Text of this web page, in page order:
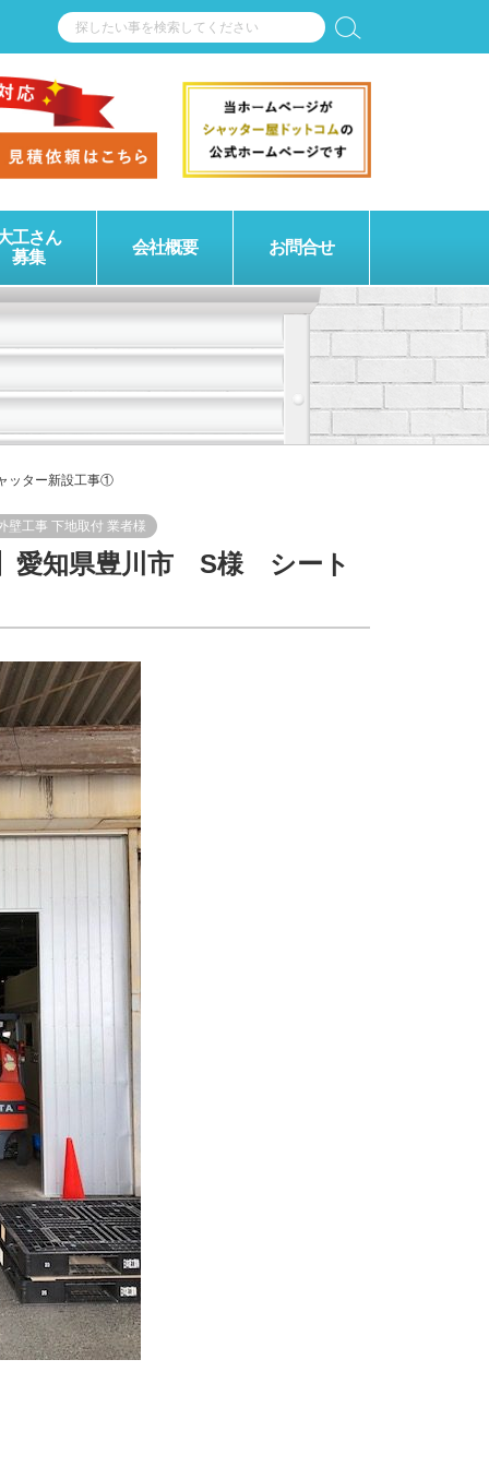
工さん
募集
会社概要 お問合せ
ッター新設工事①
壁工事 下地取付 業者様
愛知県豊川市 S様 シート